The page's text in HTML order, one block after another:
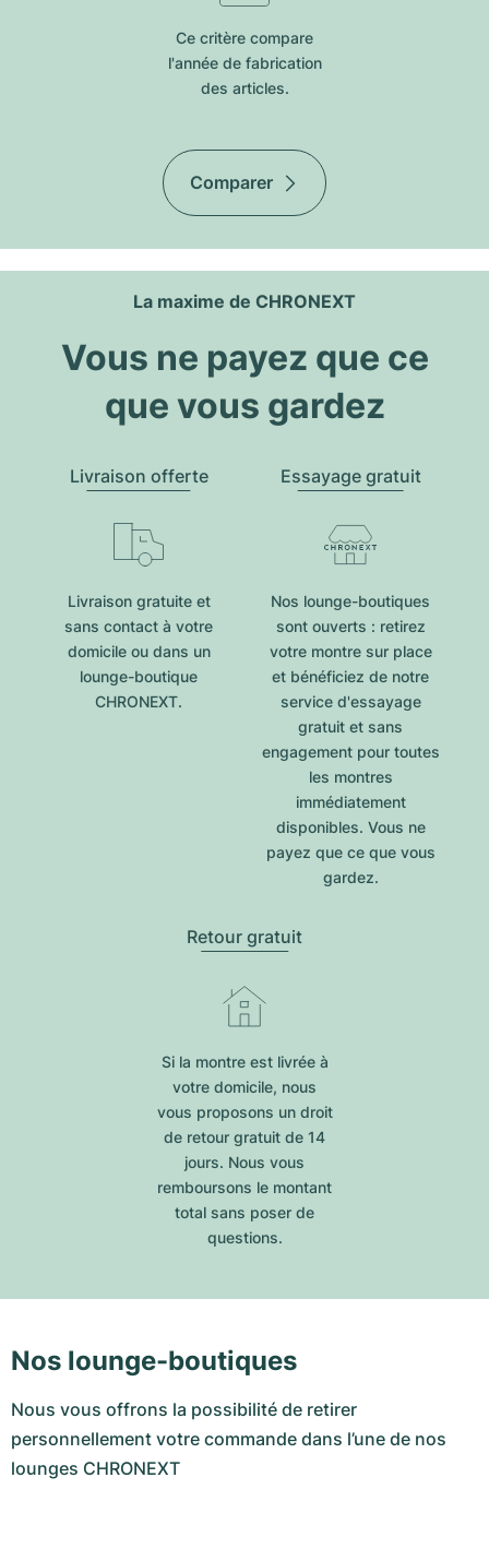
Ce critère compare
l'année de fabrication
des articles.
Comparer
La maxime de CHRONEXT
Vous ne payez que ce
que vous gardez
Livraison offerte
Livraison gratuite et
sans contact à votre
domicile ou dans un
lounge-boutique
CHRONEXT.
Essayage gratuit
Nos lounge-boutiques
sont ouverts : retirez
votre montre sur place
et bénéficiez de notre
service d'essayage
gratuit et sans
engagement pour toutes
les montres
immédiatement
disponibles. Vous ne
payez que ce que vous
gardez.
Retour gratuit
Si la montre est livrée à
votre domicile, nous
vous proposons un droit
de retour gratuit de 14
jours. Nous vous
remboursons le montant
total sans poser de
questions.
Nos lounge-boutiques
Nous vous offrons la possibilité de retirer
personnellement votre commande dans l’une de nos
lounges CHRONEXT